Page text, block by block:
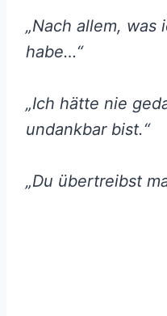
„Nach allem, was
habe…“
„Ich hätte nie
undankbar bist.“
„Du übertreibst